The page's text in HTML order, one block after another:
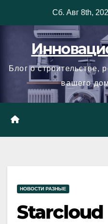
Сб. Авг 8th,
Блог о строительстве,
вашего
НОВОСТИ РАЗНЫЕ
Starcloud